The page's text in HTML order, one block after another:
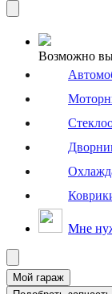
Возможно
Мне